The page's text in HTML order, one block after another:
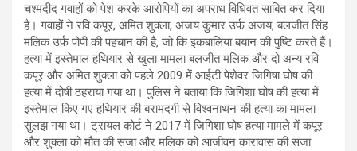
चश्मदीद गवाहों को पेश करके आरोपियों का अपराध विधिवत साबित कर दिया
है। गवाहों ने रवि कपूर, अमित शुक्ला, अजय कुमार उर्फ अजय, बलजीत सिंह
मलिक उर्फ पोपी की पहचान की है, जो कि इकबालिया बयान की पुष्टि करते हैं।
हत्या में इस्तेमाल हथियार से खुला मामला बलजीत मलिक और दो अन्य रवि
कपूर और अमित शुक्ला को पहले 2009 में आईटी पेशेवर जिगिषा घोष की
हत्या में दोषी ठहराया गया था। पुलिस ने बताया कि जिगिशा घोष की हत्या में
इस्तेमाल किए गए हथियार की बरामदगी से विश्वनाथन की हत्या का मामला
सुलझ गया था। ट्रायल कोर्ट ने 2017 में जिगिशा घोष हत्या मामले में कपूर
और शुक्ला को मौत की सजा और मलिक को आजीवन कारावास की सजा